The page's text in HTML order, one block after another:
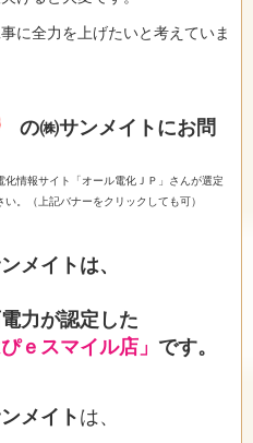
に全力を上げたいと考えていま
の㈱サンメイトにお問
情報サイト「オール電化ＪＰ」さんが選定
い。（上記バナーをクリックしても可）
メイトは、
力が認定した
ぴｅスマイル店」 です。
メイトは、